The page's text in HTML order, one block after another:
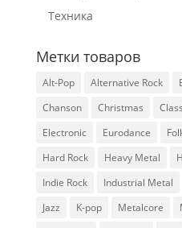
Техника
Метки товаров
Alt-Pop Alternative Rock
Chanson
Christmas
Electronic
Eurodance
Hard Rock
Heavy Metal
Indie Rock
Industrial Metal
Jazz
K-pop Metalcore